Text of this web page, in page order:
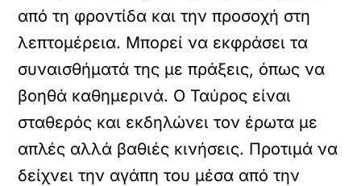
από τη φροντίδα και την προσοχή στη
λεπτομέρεια. Μπορεί να εκφράσει τα
συναισθήματά της με πράξεις, όπως να
βοηθά καθημερινά. Ο Ταύρος είναι
σταθερός και εκδηλώνει τον έρωτα με
απλές αλλά βαθιές κινήσεις. Προτιμά να
δείχνει την αγάπη του μέσα από την